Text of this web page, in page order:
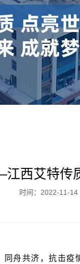
西艾特传
时间：2022-11-14
同舟共济，抗击疫